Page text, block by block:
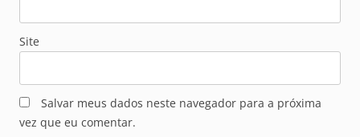
Site
Salvar meus dados neste navegador para a próxima
vez que eu comentar.